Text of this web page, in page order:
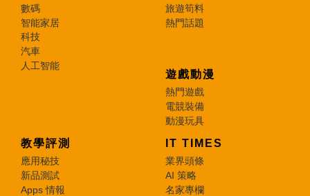
數碼
智能家居
科技
汽車
人工智能
旅遊筍料
熱門話題
遊戲動漫
熱門遊戲
電競裝備
動漫玩具
教學評測
應用秘技
新品測試
Apps 情報
IT TIMES
業界頭條
AI 策略
名家專欄